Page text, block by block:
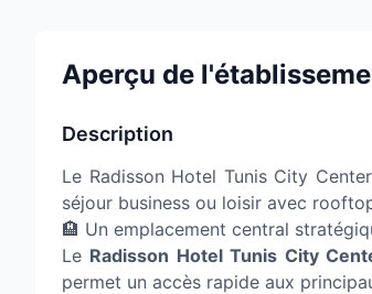
Aperçu de
Description
Le Radisson Hotel Tunis City
séjour business ou loisir avec
🏨 Un emplacement central
Le Radisson Hotel Tunis City
permet un accès rapide aux